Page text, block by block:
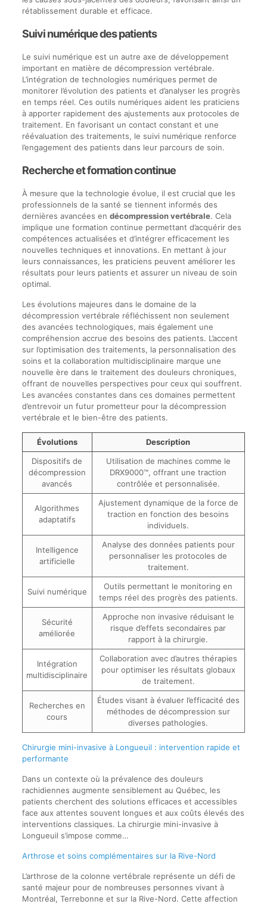
rétablissement durable et efficace.
Suivi numérique des patients
Le suivi numérique est un autre axe de développement
important en matière de décompression vertébrale.
L’intégration de technologies numériques permet de
monitorer l’évolution des patients et d’analyser les progrès
en temps réel. Ces outils numériques aident les praticiens
à apporter rapidement des ajustements aux protocoles de
traitement. En favorisant un contact constant et une
réévaluation des traitements, le suivi numérique renforce
l’engagement des patients dans leur parcours de soin.
Recherche et formation continue
À mesure que la technologie évolue, il est crucial que les
professionnels de la santé se tiennent informés des
dernières avancées en décompression vertébrale. Cela
implique une formation continue permettant d’acquérir des
compétences actualisées et d’intégrer efficacement les
nouvelles techniques et innovations. En mettant à jour
leurs connaissances, les praticiens peuvent améliorer les
résultats pour leurs patients et assurer un niveau de soin
optimal.
Les évolutions majeures dans le domaine de la
décompression vertébrale réfléchissent non seulement
des avancées technologiques, mais également une
compréhension accrue des besoins des patients. L’accent
sur l’optimisation des traitements, la personnalisation des
soins et la collaboration multidisciplinaire marque une
nouvelle ère dans le traitement des douleurs chroniques,
offrant de nouvelles perspectives pour ceux qui souffrent.
Les avancées constantes dans ces domaines permettent
d’entrevoir un futur prometteur pour la décompression
vertébrale et le bien-être des patients.
Évolutions
Description
Dispositifs de
décompression
avancés
Utilisation de machines comme le
DRX9000™, offrant une traction
contrôlée et personnalisée.
Algorithmes
adaptatifs
Ajustement dynamique de la force de
traction en fonction des besoins
individuels.
Intelligence
artificielle
Analyse des données patients pour
personnaliser les protocoles de
traitement.
Suivi numérique
Outils permettant le monitoring en
temps réel des progrès des patients.
Sécurité
améliorée
Approche non invasive réduisant le
risque d’effets secondaires par
rapport à la chirurgie.
Intégration
multidisciplinaire
Collaboration avec d’autres thérapies
pour optimiser les résultats globaux
de traitement.
Recherches en
cours
Études visant à évaluer l’efficacité des
méthodes de décompression sur
diverses pathologies.
Chirurgie mini-invasive à Longueuil : intervention rapide et
performante
Dans un contexte où la prévalence des douleurs
rachidiennes augmente sensiblement au Québec, les
patients cherchent des solutions efficaces et accessibles
face aux attentes souvent longues et aux coûts élevés des
interventions classiques. La chirurgie mini-invasive à
Longueuil s’impose comme…
Arthrose et soins complémentaires sur la Rive-Nord
L’arthrose de la colonne vertébrale représente un défi de
santé majeur pour de nombreuses personnes vivant à
Montréal, Terrebonne et sur la Rive-Nord. Cette affection